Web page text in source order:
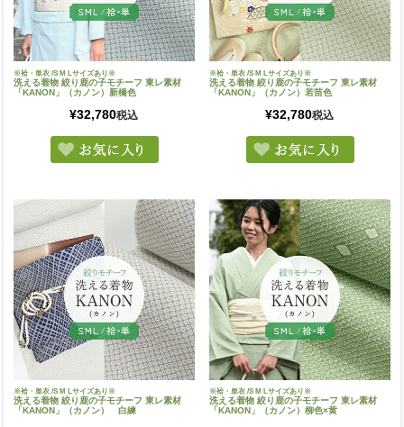
※袷・単衣 /S M Lサイズあり※
洗える着物 絞り鹿の子モチーフ 東レ素材
「KANON」（カノン）新橋色
¥32,780税込
※袷・単衣 /S M Lサイズあり※
洗える着物 絞り鹿の子モチーフ 東レ素材
「KANON」（カノン）若苗色
¥32,780税込
※袷・単衣 /S M Lサイズあり※
洗える着物 絞り鹿の子モチーフ 東レ素材
「KANON」（カノン） 白練
※袷・単衣 /S M Lサイズあり※
洗える着物 絞り鹿の子モチーフ 東レ素材
「KANON」（カノン）柳色×黄